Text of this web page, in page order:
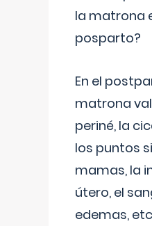
la matrona
posparto?
En el
matrona
periné, la
los puntos
mamas, la
útero, el
edemas,